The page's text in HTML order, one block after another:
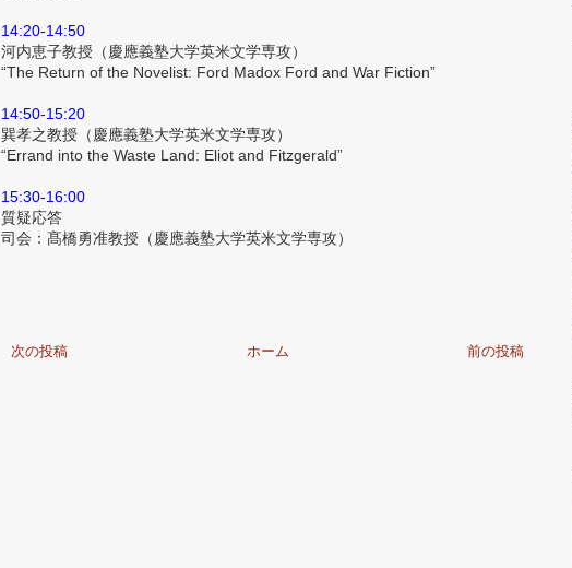
14:20-14:50
河内恵子教授（慶應義塾大学英米文学専攻）
“The Return of the Novelist: Ford Madox Ford and War Fiction”
14:50-15:20
巽孝之教授（慶應義塾大学英米文学専攻）
“Errand into the Waste Land: Eliot and Fitzgerald”
15:30-16:00
質疑応答
司会：髙橋勇准教授（慶應義塾大学英米文学専攻）
次の投稿 前の投稿
ホーム